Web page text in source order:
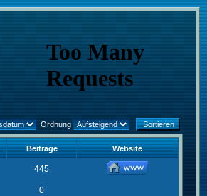
Ordnung
Beiträge Website
445
0